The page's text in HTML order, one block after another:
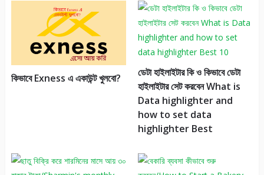
কিভাবে Exness এ একাউন্ট খুলবো?
ডেটা হাইলাইটার কি ও কিভাবে ডেটা
হাইলাইটার সেট করবেন What is
Data highlighter and
how to set data
highlighter Best